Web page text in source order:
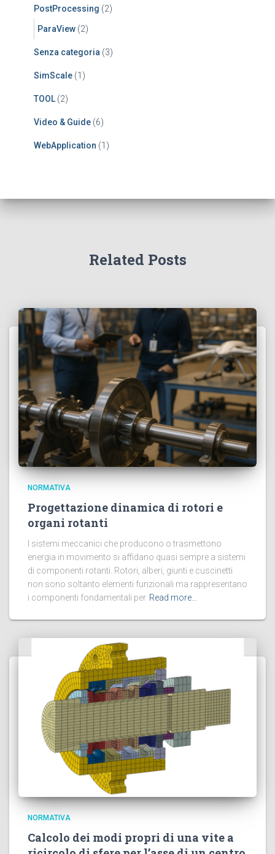
PostProcessing (2)
ParaView (2)
Senza categoria (3)
SimScale (1)
TOOL (2)
Video & Guide (6)
WebApplication (1)
Related Posts
NORMATIVA
Progettazione dinamica di rotori e
organi rotanti
I sistemi meccanici che producono o trasmettono
energia in movimento si affidano quasi sempre a sistemi
di componenti rotanti. Rotori, alberi, giunti e cuscinetti
non sono soltanto elementi funzionali ma rappresentano
i componenti fondamentali per Read more…
NORMATIVA
Calcolo dei modi propri di una vite a